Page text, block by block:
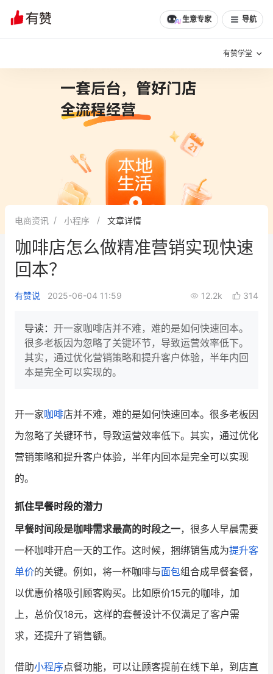
生意专家 导航
有赞学堂
增长方法
有赞专家说
新零售最佳实践
面对面聊增长
新零售大会
增长产品指南
智库
行业洞察
品牌消费观 行业报告
新零售资讯
增长俱乐部
增长俱乐部 有赞商盟
合作共进
电商资讯 小程序 文章详情
咖啡店怎么做精准营销实现快速
回本？
有赞说 2025-06-04 11:59 12.2k 314
导读： 开一家咖啡店并不难，难的是如何快速回本。
很多老板因为忽略了关键环节，导致运营效率低下。
其实，通过优化营销策略和提升客户体验，半年内回
本是完全可以实现的。
开一家咖啡店并不难，难的是如何快速回本。很多老板因
为忽略了关键环节，导致运营效率低下。其实，通过优化
营销策略和提升客户体验，半年内回本是完全可以实现
的。
抓住早餐时段的潜力
早餐时间段是咖啡需求最高的时段之一，很多人早晨需要
一杯咖啡开启一天的工作。这时候，捆绑销售成为提升客
单价的关键。例如，将一杯咖啡与面包组合成早餐套餐，
以优惠价格吸引顾客购买。比如原价15元的咖啡，加
上，总价仅18元，这样的套餐设计不仅满足了客户需
求，还提升了销售额。
借助小程序点餐功能，可以让顾客提前在线下单，到店直